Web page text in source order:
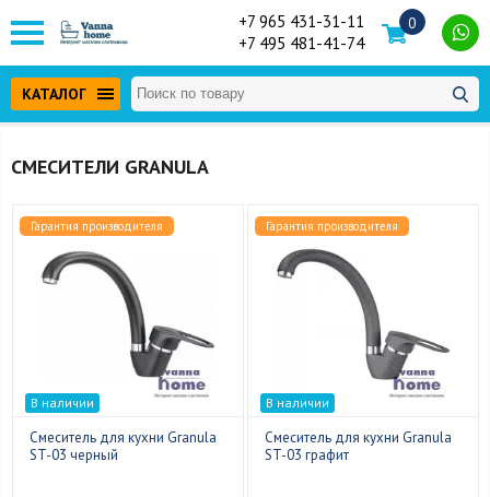
+7 965 431-31-11
+7 495 481-41-74
0
КАТАЛОГ
СМЕСИТЕЛИ GRANULA
Гарантия производителя
В наличии
Смеситель для кухни Granula
ST-03 черный
Гарантия производителя
В наличии
Смеситель для кухни Granula
ST-03 графит